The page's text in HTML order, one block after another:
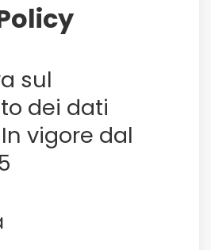
sul
dei dati
vigore dal